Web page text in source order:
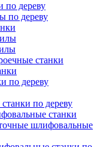
по дереву
по дереву
станки
по дереву
по дереву
станки
шлифовальные